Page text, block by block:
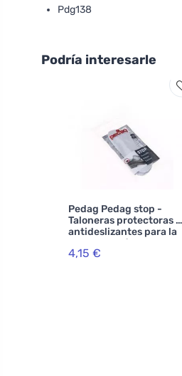
Pdg138
Podría interesarle
Pedag Pedag stop -
Taloneras protectoras y
antideslizantes para la
zona del talón
4,15 €